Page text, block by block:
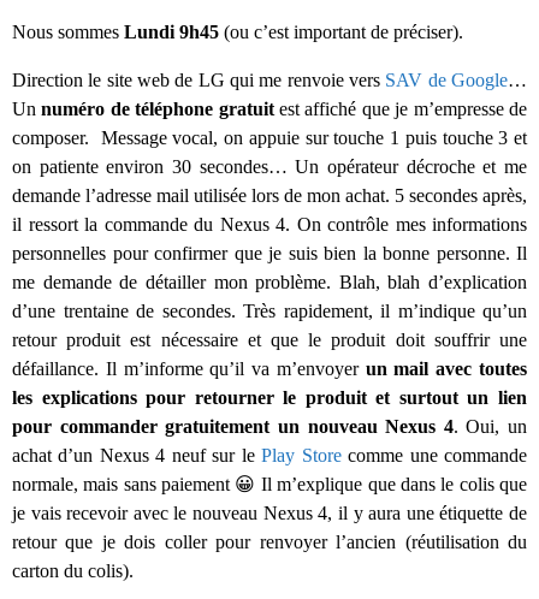
Nous sommes Lundi 9h45 (ou c’est important de préciser).
Direction le site web de LG qui me renvoie vers SAV de Google…
Unnuméro de téléphone gratuitest affiché que je m’empresse de
composer. Message vocal, on appuie sur touche 1 puis touche 3 et
on patiente environ 30 secondes… Un opérateur décroche et me
demande l’adresse mail utilisée lors de mon achat. 5 secondes après,
il ressort la commande du Nexus 4. On contrôle mes informations
personnelles pour confirmer que je suis bien la bonne personne. Il
me demande de détailler mon problème. Blah, blah d’explication
d’une trentaine de secondes. Très rapidement, il m’indique qu’un
retour produit est nécessaire et que le produit doit souffrir une
défaillance. Il m’informe qu’il va m’envoyer un mail avec toutes
les explications pour retourner le produit et surtout un lien
pour commander gratuitement un nouveau Nexus 4. Oui, un
achat d’un Nexus 4 neuf sur lePlay Storecomme une commande
normale, mais sans paiement 😀 Il m’explique que dans le colis que
je vais recevoir avec le nouveau Nexus 4, il y aura une étiquette de
retour que je dois coller pour renvoyer l’ancien (réutilisation du
carton du colis).